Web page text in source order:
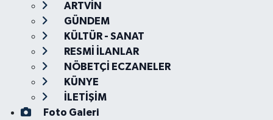
ARTVİN
GÜNDEM
KÜLTÜR - SANAT
RESMİ İLANLAR
NÖBETÇİ ECZANELER
KÜNYE
İLETİŞİM
Foto Galeri